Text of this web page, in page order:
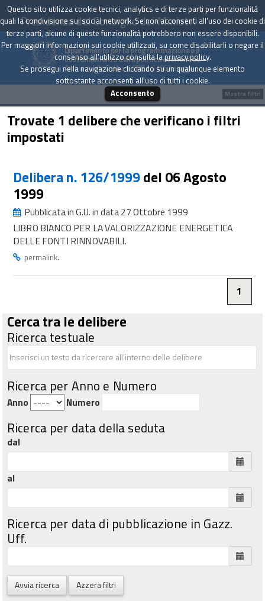
Presidenza del Consiglio dei Ministri
Dipartimento per la programmazione e il
coordinamento della politica economica
Archivio delle Delibere CIPE dal 1967 a oggi
Trovate 1 delibere che verificano i filtri
impostati
Delibera n. 126/1999del 06 Agosto
1999
Pubblicata in G.U. in data 27 Ottobre 1999
LIBRO BIANCO PER LA VALORIZZAZIONE ENERGETICA
DELLE FONTI RINNOVABILI.
permalink.
1
Cerca tra le delibere
Ricerca testuale
Ricerca per Anno e Numero
Anno Numero
Ricerca per data della seduta
dal
al
Ricerca per data di pubblicazione in Gazz.
Uff.
Avvia ricerca Azzera filtri
Mostra filtri
Questo sito utilizza cookie tecnici, analytics e di terze parti per funzionalità
quali la condivisione sui social network. Se non acconsenti all'uso dei cookie di
terze parti, alcune di queste funzionalità potrebbero non essere disponibili.
Per maggiori informazioni sui cookie utilizzati, su come disabilitarli o negare il
consenso all'utilizzo consulta laprivacy policy.
Se prosegui nella navigazione cliccando su un qualunque elemento
sottostante acconsenti all'uso di tutti i cookie.
Acconsento